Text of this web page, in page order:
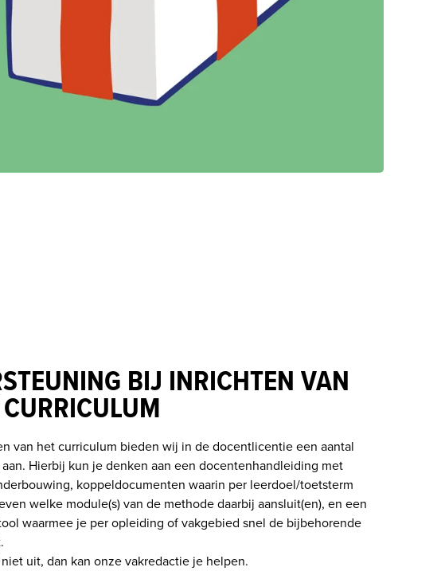
BIJ INRICHTEN VAN
van het curriculum bieden wij in de docentlicentie een aantal
Hierbij kun je denken aan een docentenhandleiding met
koppeldocumenten waarin per leerdoel/toetsterm
welke module(s) van de methode daarbij aansluit(en), en een
waarmee je per opleiding of vakgebied snel de bijbehorende
uit, dan kan onze vakredactie je helpen.